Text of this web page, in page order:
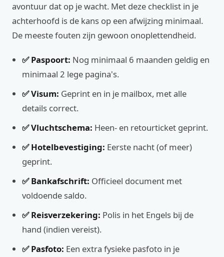
avontuur dat op je wacht. Met deze checklist in je
achterhoofd is de kans op een afwijzing minimaal.
De meeste fouten zijn gewoon onoplettendheid.
✅ Paspoort: Nog minimaal 6 maanden geldig en
minimaal 2 lege pagina's.
✅ Visum: Geprint en in je mailbox, met alle
details correct.
✅ Vluchtschema: Heen- en retourticket geprint.
✅ Hotelbevestiging: Eerste nacht (of meer)
geprint.
✅ Bankafschrift: Officieel document met
voldoende saldo.
✅ Reisverzekering: Polis in het Engels bij de
hand (indien vereist).
✅ Pasfoto: Een extra fysieke pasfoto in je